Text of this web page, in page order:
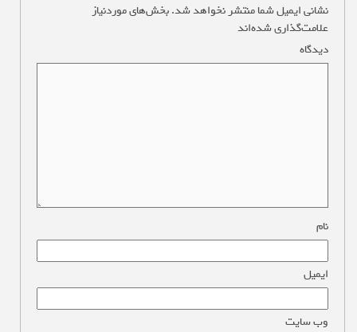
نشانی ایمیل شما منتشر نخواهد شد.بخش‌های موردنیاز
علامت‌گذاری شده‌اند
دیدگاه
نام
ایمیل
وب‌ سایت